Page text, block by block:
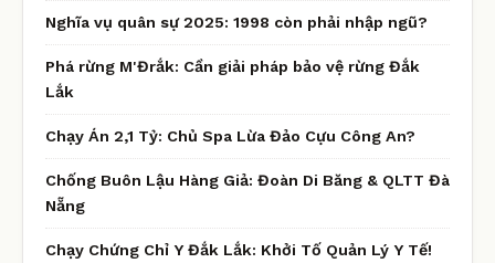
Nghĩa vụ quân sự 2025: 1998 còn phải nhập ngũ?
Phá rừng M'Đrắk: Cần giải pháp bảo vệ rừng Đắk
Lắk
Chạy Án 2,1 Tỷ: Chủ Spa Lừa Đảo Cựu Công An?
Chống Buôn Lậu Hàng Giả: Đoàn Di Băng & QLTT Đà
Nẵng
Chạy Chứng Chỉ Y Đắk Lắk: Khởi Tố Quản Lý Y Tế!